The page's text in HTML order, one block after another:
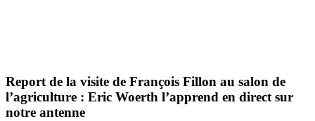
Report de la visite de François Fillon au salon de
l’agriculture : Eric Woerth l’apprend en direct sur
notre antenne